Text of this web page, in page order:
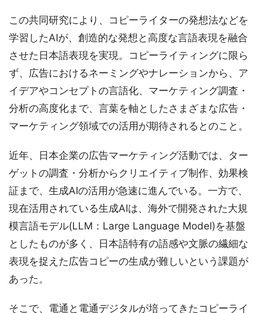
この共同研究により、コピーライターの発想法などを
学習したAIが、創造的な発想と高度な言語表現を融合
させた日本語表現を実現。コピーライティングに限ら
ず、広告におけるネーミングやナレーションから、ア
イデアやコンセプトの言語化、マーケティング調査・
分析の高度化まで、言葉を軸としたさまざまな広告・
マーケティング領域での活用が期待されるとのこと。
近年、日本企業の広告マーケティング活動では、ター
ゲットの調査・分析からクリエイティブ制作、効果検
証まで、生成AIの活用が急速に進んでいる。一方で、
現在活用されている生成AIは、海外で開発された大規
模言語モデル(LLM：Large Language Model)を基盤
としたものが多く、日本語特有の語感や文脈の繊細な
表現を捉えた広告コピーの生成が難しいという課題が
あった。
そこで、電通と電通デジタルが培ってきたコピーライ